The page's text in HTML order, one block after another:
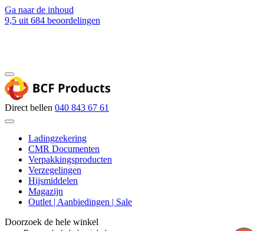
Ga naar de inhoud
9,5 uit 684 beoordelingen
Direct bellen 040 843 67 61
Ladingzekering
CMR Documenten
Verpakkingsproducten
Verzegelingen
Hijsmiddelen
Magazijn
Outlet | Aanbiedingen | Sale
Doorzoek de hele winkel